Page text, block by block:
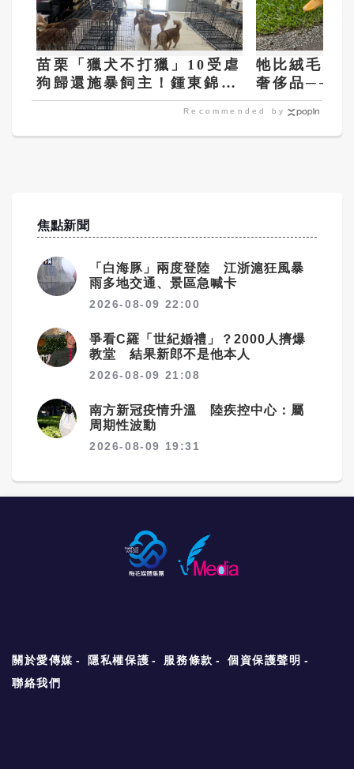
苗栗「獵犬不打獵」10受虐
狗歸還施暴飼主！鍾東錦：
沒入他會興訟
牠比絨毛玩
奢侈品──寵
Recommended by
焦點新聞
「白海豚」兩度登陸 江浙滬狂風暴
雨多地交通、景區急喊卡
2026-08-09 22:00
爭看C羅「世紀婚禮」？2000人擠爆
教堂 結果新郎不是他本人
2026-08-09 21:08
南方新冠疫情升溫 陸疾控中心：屬
周期性波動
2026-08-09 19:31
關於愛傳媒 隱私權保護 服務條款
個資保護聲明
聯絡我們